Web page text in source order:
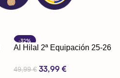
-32%
Al Hilal 2ª Equipación 25-26
49,99€ 33,99 €